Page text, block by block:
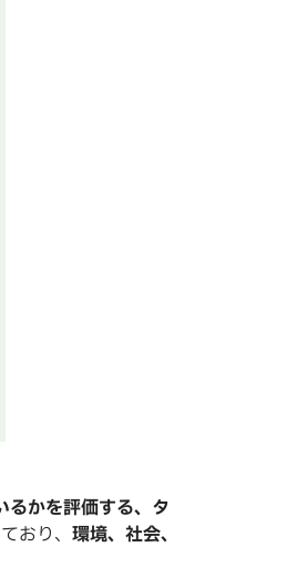
るかを評価する、タ
おり、 環境、社会、